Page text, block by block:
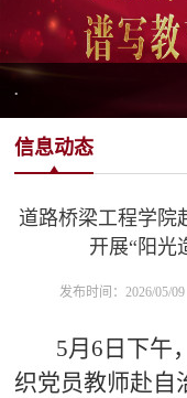
.
信息动态
道路桥梁工程学院
开展“阳光
发布时间：2026/05/09
5月 6 日 下午
织党员教师赴自